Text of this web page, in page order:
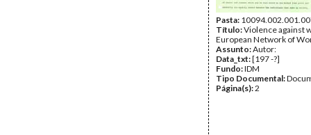
Pasta:
Título:Violence against
European Network of
Assunto:Autor:
Data_txt:[197 -?]
Fundo:IDM
Tipo Documental:
Página(s):2